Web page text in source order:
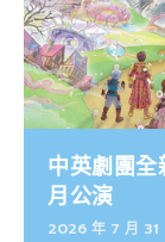
中英劇團
月公演
2026 年 7 月 31